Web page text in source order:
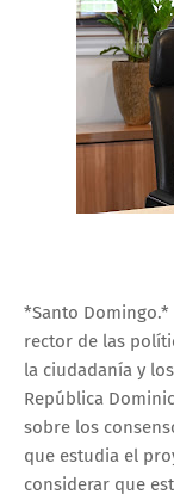
*Santo
rector de las
la ciudadanía y
República
sobre los
que estudia el
considerar que